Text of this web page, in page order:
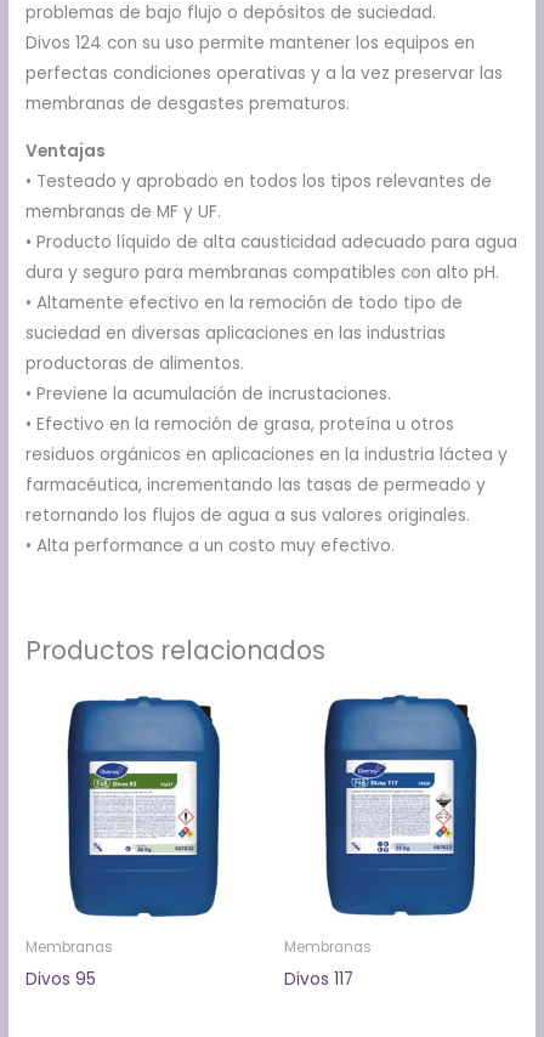
problemas de bajo flujo o depósitos de suciedad.
Divos 124 con su uso permite mantener los equipos en
perfectas condiciones operativas y a la vez preservar las
membranas de desgastes prematuros.
Ventajas
• Testeado y aprobado en todos los tipos relevantes de
membranas de MF y UF.
• Producto líquido de alta causticidad adecuado para agua
dura y seguro para membranas compatibles con alto pH.
• Altamente efectivo en la remoción de todo tipo de
suciedad en diversas aplicaciones en las industrias
productoras de alimentos.
• Previene la acumulación de incrustaciones.
• Efectivo en la remoción de grasa, proteína u otros
residuos orgánicos en aplicaciones en la industria láctea y
farmacéutica, incrementando las tasas de permeado y
retornando los flujos de agua a sus valores originales.
• Alta performance a un costo muy efectivo.
Productos relacionados
Membranas
Divos 95
Membranas
Divos 117